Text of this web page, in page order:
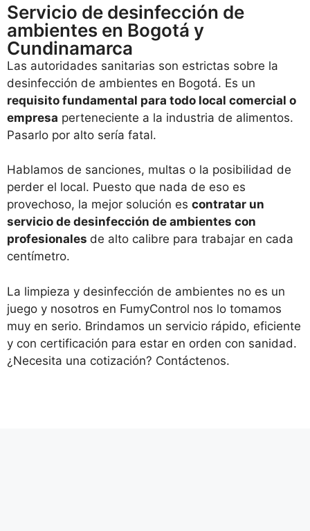
Servicio de desinfección de
ambientes en Bogotá y
Cundinamarca
Las autoridades sanitarias son estrictas sobre la
desinfección de ambientes en Bogotá. Es un
requisito fundamental para todo local comercial o
empresa perteneciente a la industria de alimentos.
Pasarlo por alto sería fatal.
Hablamos de sanciones, multas o la posibilidad de
perder el local. Puesto que nada de eso es
provechoso, la mejor solución es contratar un
servicio de desinfección de ambientes con
profesionales de alto calibre para trabajar en cada
centímetro.
La limpieza y desinfección de ambientes no es un
juego y nosotros en FumyControl nos lo tomamos
muy en serio. Brindamos un servicio rápido, eficiente
y con certificación para estar en orden con sanidad.
¿Necesita una cotización? Contáctenos.